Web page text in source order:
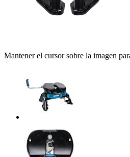
Mantener el cursor sobre la imagen